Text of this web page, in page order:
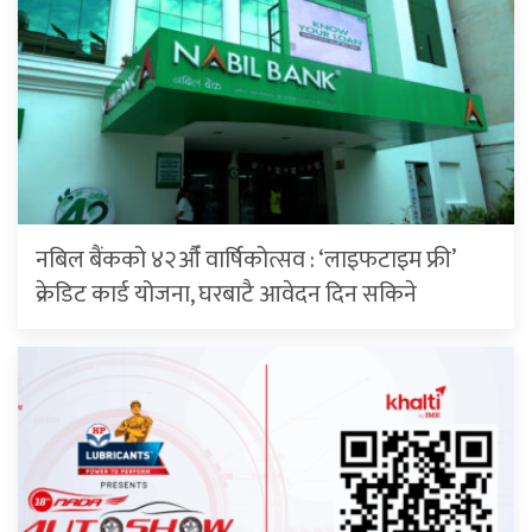
नबिल बैंकको ४२औँ वार्षिकोत्सव : ‘लाइफटाइम फ्री’
क्रेडिट कार्ड योजना, घरबाटै आवेदन दिन सकिने